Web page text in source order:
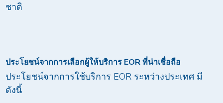
ชาติ
ประโยชน์จากการเลือกผู้ให้บริการ EOR ที่น่าเชื่อถือ
ประโยชน์จากการใช้บริการ EOR ระหว่างประเทศ มี
ดังนี้